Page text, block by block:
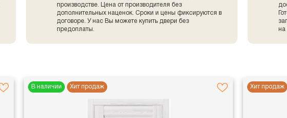
производстве. Цена от производителя без
дополнительных наценок. Сроки и цены фиксируются в
договоре. У нас Вы можете купить двери без
предоплаты.
на
В наличии Хит продаж Хит продаж